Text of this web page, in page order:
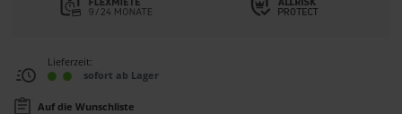
Lieferzeit:
sofort ab Lager
Auf die Wunschliste